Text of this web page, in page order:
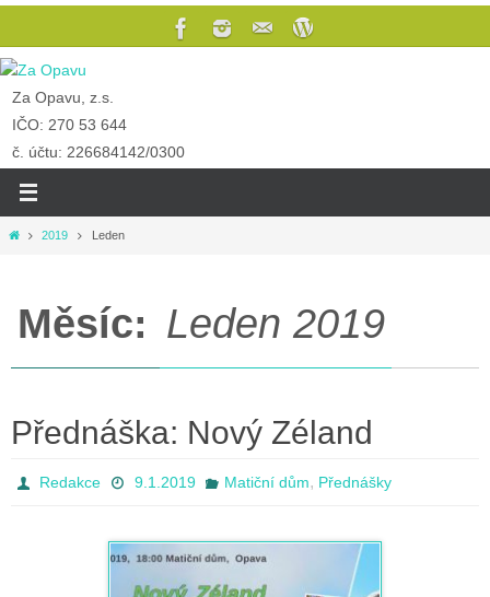
Za Opavu, z.s.
IČO: 270 53 644
č. účtu: 226684142/0300
2019 Leden
Měsíc: Leden 2019
Přednáška: Nový Zéland
Redakce 9.1.2019 Matiční dům, Přednášky